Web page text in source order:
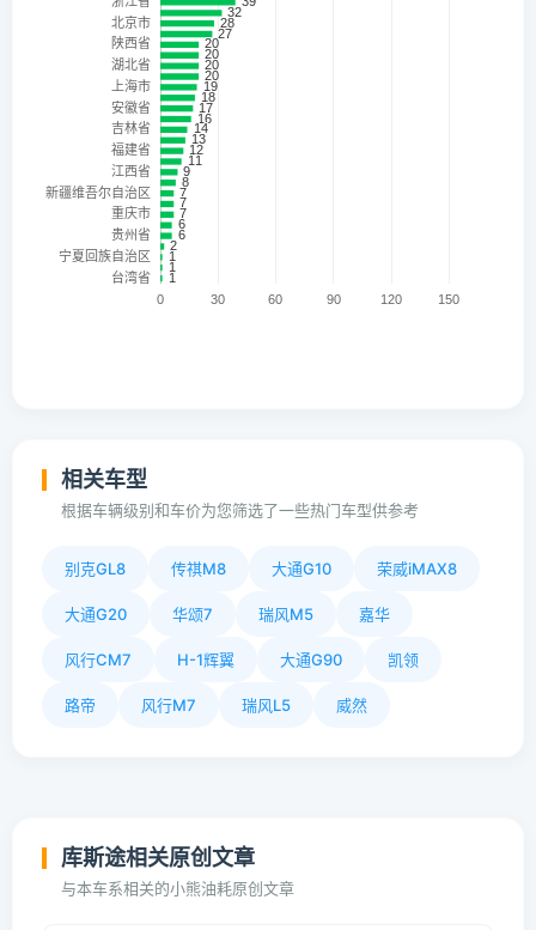
相关车型
根据车辆级别和车价为您筛选了一些热门车型供参考
别克GL8 传祺M8 大通G10 荣威iMAX8
大通G20 华颂7 瑞风M5 嘉华
风行CM7 H-1辉翼 大通G90 凯领
路帝 风行M7 瑞风L5 威然
库斯途相关原创文章
与本车系相关的小熊油耗原创文章